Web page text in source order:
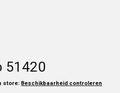
51420
store: Beschikbaarheid controleren